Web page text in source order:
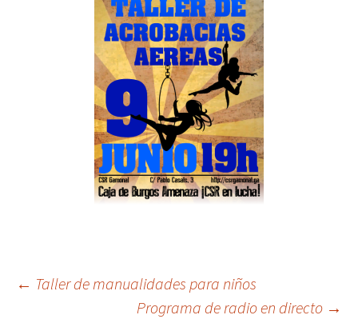
Post
← Taller de manualidades para niños
Programa de radio en directo →